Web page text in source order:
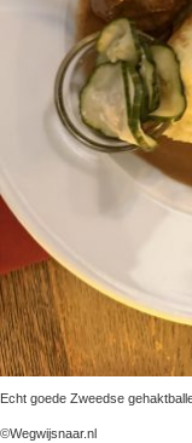
Echt goede Zweedse
©Wegwijsnaar.nl